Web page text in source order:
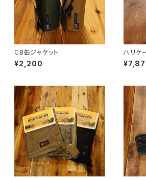
CB缶ジャケット
¥2,200
ハリケ